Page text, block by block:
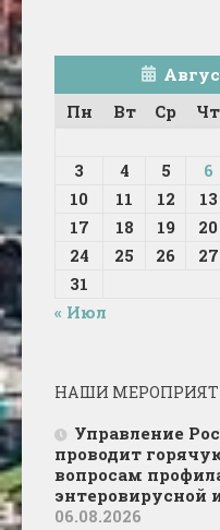
Пн
Вт Ср Чт
3
4 5 6
10
11 12 13
17
18 19 20
24
25 26 27
31
« Июл
НАШИ
Управление
проводит
вопросам
энтеровирусной
06.08.2026